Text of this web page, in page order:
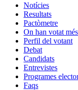
Notícies
Resultats
Pactòmetre
On han votat
Perfil del votant
Debat
Candidats
Entrevistes
Programes
Faqs